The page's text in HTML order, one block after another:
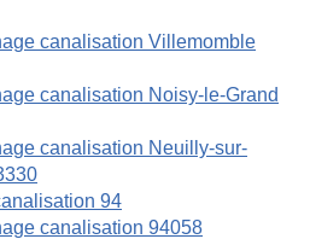
canalisation Villemomble
canalisation Noisy-le-Grand
canalisation Neuilly-sur-
94
canalisation 94058